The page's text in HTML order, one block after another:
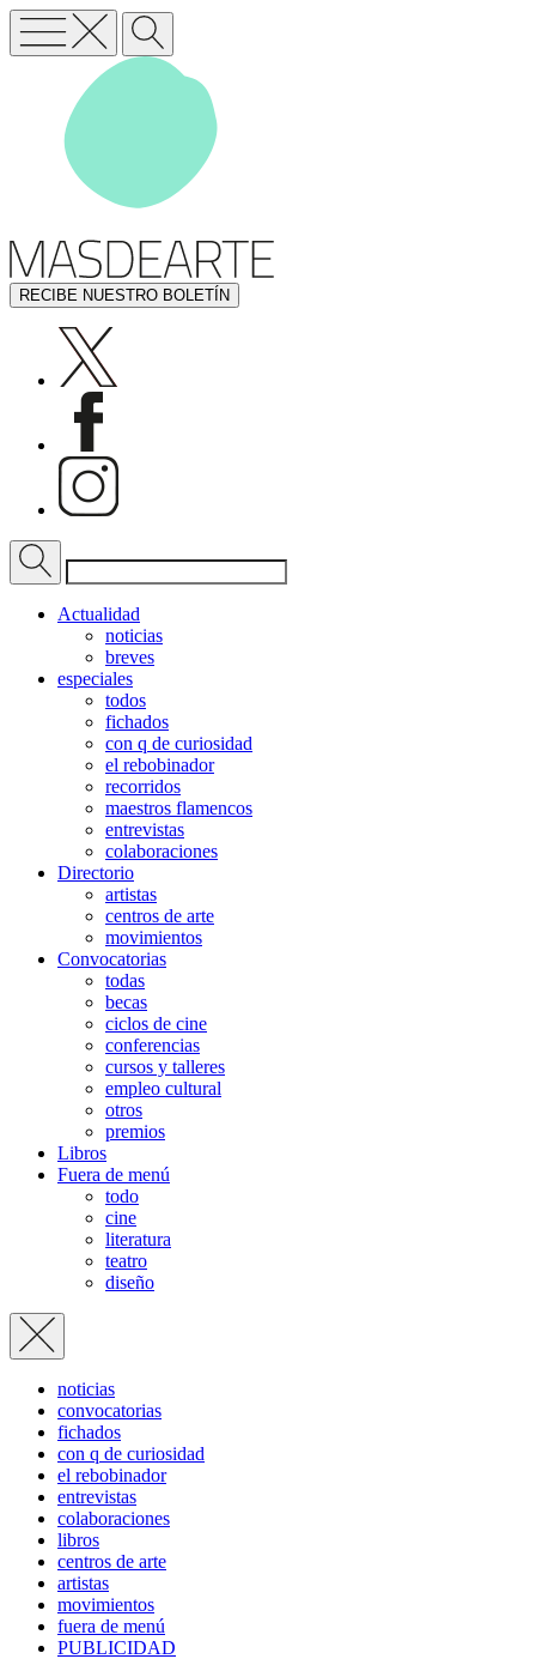
RECIBE NUESTRO BOLETÍN
Actualidad
noticias
breves
especiales
todos
fichados
con q de curiosidad
el rebobinador
recorridos
maestros flamencos
entrevistas
colaboraciones
Directorio
artistas
centros de arte
movimientos
Convocatorias
todas
becas
ciclos de cine
conferencias
cursos y talleres
empleo cultural
otros
premios
Libros
Fuera de menú
todo
cine
literatura
teatro
diseño
noticias
convocatorias
fichados
con q de curiosidad
el rebobinador
entrevistas
colaboraciones
libros
centros de arte
artistas
movimientos
fuera de menú
PUBLICIDAD